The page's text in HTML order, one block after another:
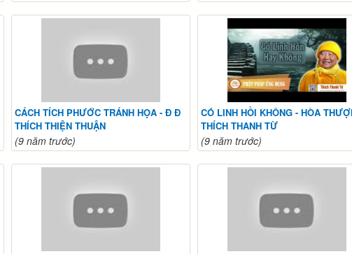
CÁCH TÍCH PHƯỚC TRÁNH HỌA - Đ Đ
THÍCH THIỆN THUẬN
(9 năm trước)
CÓ LINH HỒI KHÔNG - HÒA
THÍCH THANH TỪ
(9 năm trước)